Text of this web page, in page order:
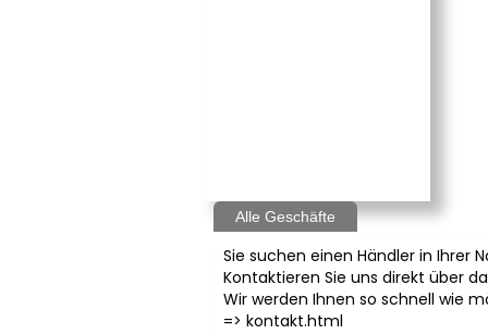
Alle Geschäfte
Sie suchen einen Händler in Ihrer
Kontaktieren Sie uns direkt über
Wir werden Ihnen so schnell wie
=> kontakt.html